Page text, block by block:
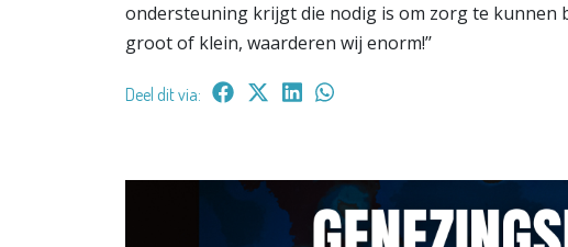
ondersteuning krijgt die nodig is om zorg te kunnen
groot of klein, waarderen wij enorm!’’
Deel dit via: